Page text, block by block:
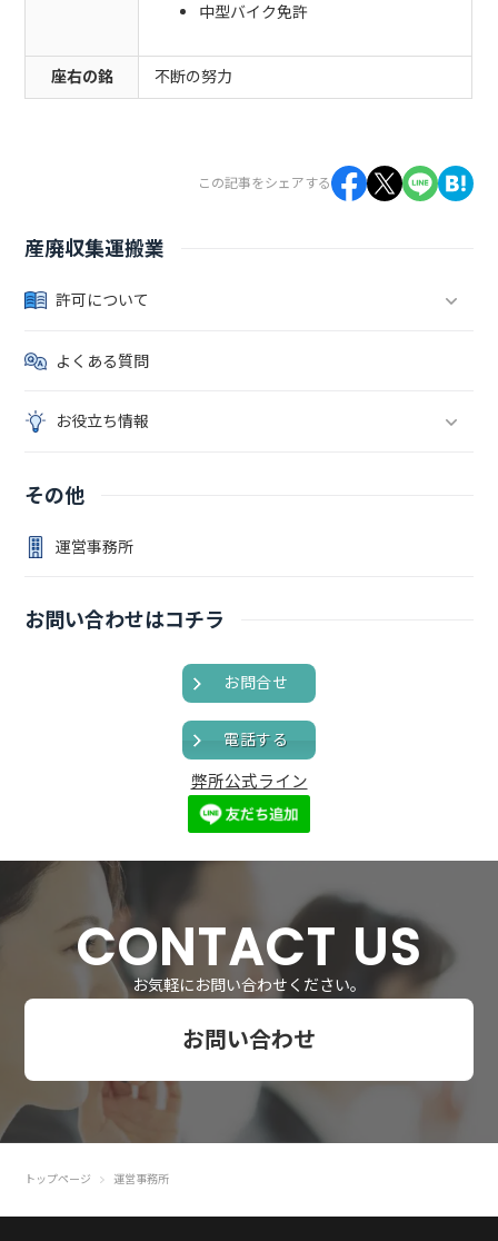
中型バイク免許
座右の銘 不断の努力
この記事をシェアする
産廃収集運搬業
許可について
よくある質問
お役立ち情報
その他
運営事務所
お問い合わせはコチラ
お問合せ
電話する
弊所公式ライン
CONTACT US
お気軽にお問い合わせください。
お問い合わせ
トップページ 運営事務所